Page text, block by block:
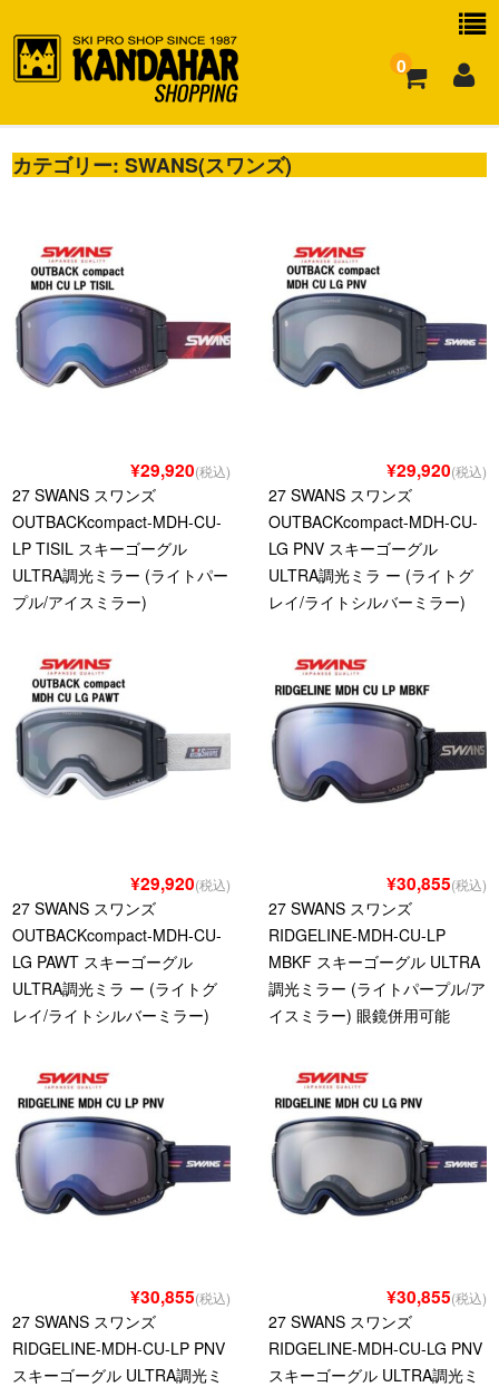
0
お買い物ガイド
カテゴリー:SWANS(スワンズ)
¥29,920(税込)
27 SWANS スワンズ
OUTBACKcompact-MDH-CU-
LP TISIL スキーゴーグル
ULTRA調光ミラー (ライトパー
プル/アイスミラー)
¥29,920(税込)
27 SWANS スワンズ
OUTBACKcompact-MDH-CU-
LG PNV スキーゴーグル
ULTRA調光ミラ ー (ライトグ
レイ/ライトシルバーミラー)
¥29,920(税込)
27 SWANS スワンズ
OUTBACKcompact-MDH-CU-
LG PAWT スキーゴーグル
ULTRA調光ミラ ー (ライトグ
レイ/ライトシルバーミラー)
¥30,855(税込)
27 SWANS スワンズ
RIDGELINE-MDH-CU-LP
MBKF スキーゴーグル ULTRA
調光ミラー (ライトパープル/ア
イスミラー) 眼鏡併用可能
¥30,855(税込)
27 SWANS スワンズ
RIDGELINE-MDH-CU-LP PNV
スキーゴーグル ULTRA調光ミ
¥30,855(税込)
27 SWANS スワンズ
RIDGELINE-MDH-CU-LG PNV
スキーゴーグル ULTRA調光ミ